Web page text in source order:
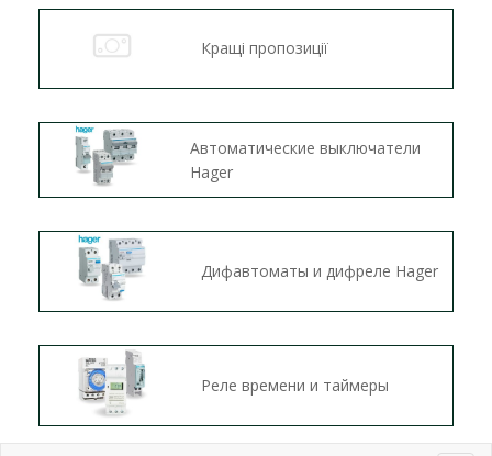
Кращі пропозиції
Автоматические выключатели
Hager
Дифавтоматы и дифреле Hager
Реле времени и таймеры